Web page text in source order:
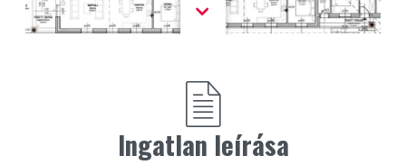
Ingatlan leírása